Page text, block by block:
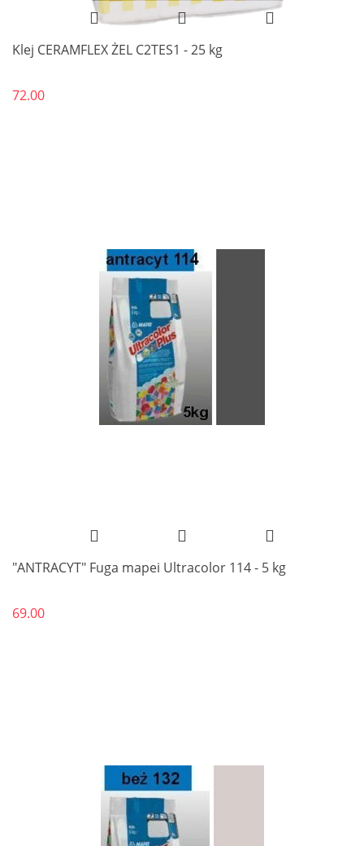
Klej CERAMFLEX ŻEL C2TES1 - 25 kg
72.00
"ANTRACYT" Fuga mapei Ultracolor 114 - 5 kg
69.00